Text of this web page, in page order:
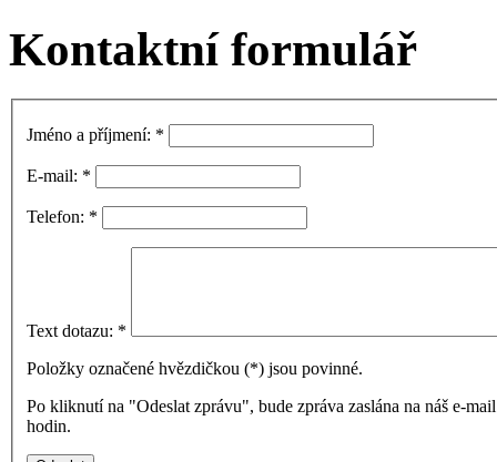
Kontaktní formulář
Jméno a příjmení: *
E-mail: *
Telefon: *
Text dotazu: *
Položky označené hvězdičkou (*) jsou povinné.
Po kliknutí na "Odeslat zprávu", bude zpráva zaslána na náš e-
hodin.